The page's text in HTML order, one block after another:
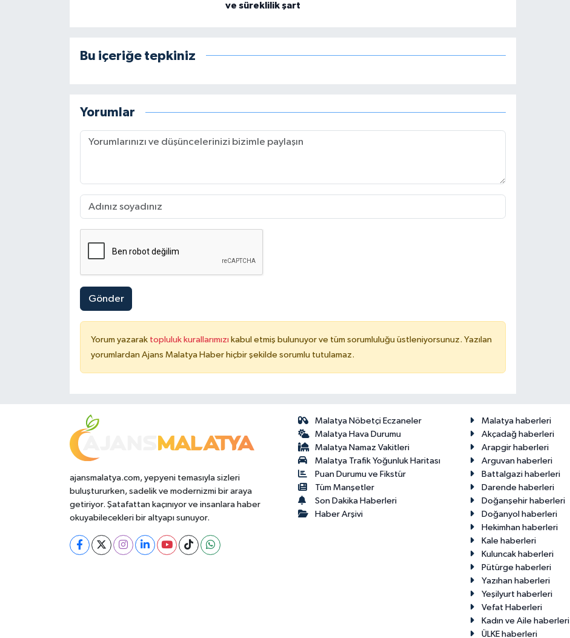
ve süreklilik şart
Bu içeriğe tepkiniz
Yorumlar
Gönder
Yorum yazarak topluluk kurallarımızı kabul etmiş bulunuyor ve tüm sorumluluğu üstleniyorsunuz. Yazılan
yorumlardan Ajans Malatya Haber hiçbir şekilde sorumlu tutulamaz.
ajansmalatya.com, yepyeni temasıyla sizleri
buluştururken, sadelik ve modernizmi bir araya
getiriyor. Şatafattan kaçınıyor ve insanlara haber
okuyabilecekleri bir altyapı sunuyor.
Malatya Nöbetçi Eczaneler
Malatya Hava Durumu
Malatya Namaz Vakitleri
Malatya Trafik Yoğunluk Haritası
Puan Durumu ve Fikstür
Tüm Manşetler
Son Dakika Haberleri
Haber Arşivi
Malatya haberleri
Akçadağ haberleri
Arapgir haberleri
Arguvan haberleri
Battalgazi haberleri
Darende haberleri
Doğanşehir haberleri
Doğanyol haberleri
Hekimhan haberleri
Kale haberleri
Kuluncak haberleri
Pütürge haberleri
Yazıhan haberleri
Yeşilyurt haberleri
Vefat Haberleri
Kadın ve Aile haberleri
ÜLKE haberleri